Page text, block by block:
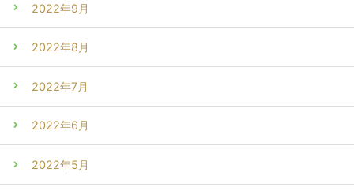
2022年9月
2022年8月
2022年7月
2022年6月
2022年5月